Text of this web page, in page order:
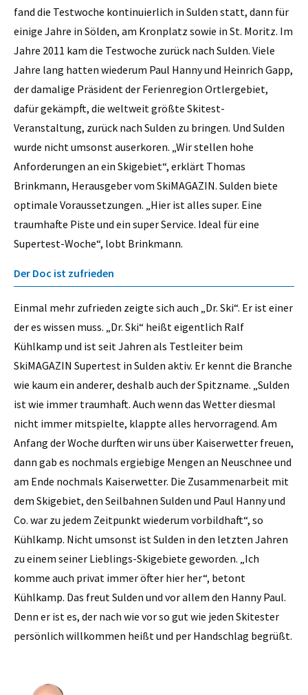
fand die Testwoche kontinuierlich in Sulden statt, dann für
einige Jahre in Sölden, am Kronplatz sowie in St. Moritz. Im
Jahre 2011 kam die Testwoche zurück nach ­Sulden. Viele
Jahre lang hatten wiederum Paul Hanny und Heinrich Gapp,
der damalige Präsident der Ferienregion Ortlergebiet,
dafür gekämpft, die weltweit größte Skitest-
Veranstaltung, zurück nach Sulden zu bringen. Und Sulden
wurde nicht umsonst auserkoren. „Wir stellen hohe
Anforderungen an ein Skigebiet“, erklärt Thomas
Brinkmann, Herausgeber vom SkiMAGAZIN. Sulden biete
optimale Voraussetzungen. „Hier ist alles super. Eine
traumhafte Piste und ein super Service. Ideal für eine
Supertest-Woche“, lobt Brinkmann.
Der Doc ist zufrieden
Einmal mehr zufrieden zeigte sich auch „Dr. Ski“. Er ist einer
der es wissen muss. „Dr. Ski“ heißt eigentlich Ralf
Kühlkamp und ist seit Jahren als Testleiter beim
SkiMAGAZIN Supertest in Sulden aktiv. Er kennt die Branche
wie kaum ein anderer, deshalb auch der Spitzname. „Sulden
ist wie immer traumhaft. Auch wenn das Wetter diesmal
nicht immer mitspielte, klappte alles hervorragend. Am
Anfang der Woche durften wir uns über Kaiserwetter freuen,
dann gab es nochmals ergiebige Mengen an Neuschnee und
am Ende nochmals Kaiserwetter. Die Zusammenarbeit mit
dem Skigebiet, den Seilbahnen Sulden und Paul Hanny und
Co. war zu jedem Zeitpunkt wiederum vorbildhaft“, so
Kühlkamp. Nicht umsonst ist Sulden in den letzten Jahren
zu einem seiner Lieblings-Skigebiete geworden. „Ich
komme auch privat immer öfter hier her“, betont
Kühlkamp. Das freut Sulden und vor allem den Hanny Paul.
Denn er ist es, der nach wie vor so gut wie jeden Skitester
persönlich willkommen heißt und per Handschlag begrüßt.